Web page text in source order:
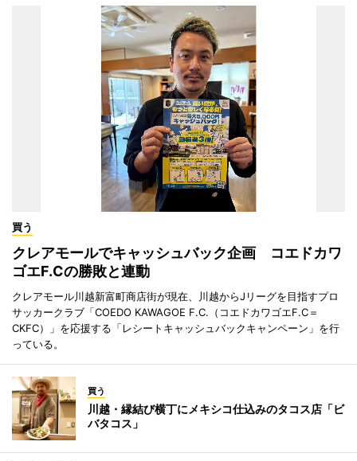
買う
クレアモールでキャッシュバック企画 コエドカワ
ゴエF.Cの勝敗と連動
クレアモール川越新富町商店街が現在、川越からJリーグを目指すプロ
サッカークラブ「COEDO KAWAGOE F.C.（コエドカワゴエF.C＝
CKFC）」を応援する「レシートキャッシュバックキャンペーン」を行
っている。
買う
川越・縁結び横丁にメキシコ仕込みのタコス店「ビ
バタコス」